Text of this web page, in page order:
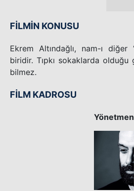
FİLMİN KONUSU
Ekrem Altındağlı, nam-ı
biridir. Tıpkı sokaklarda
bilmez.
FİLM KADROSU
Yönetmen